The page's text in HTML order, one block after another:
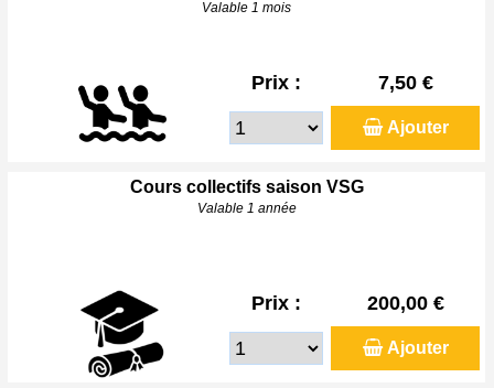
Valable 1 mois
Prix : 7,50 €
Ajouter
Cours collectifs saison VSG
Valable 1 année
Prix : 200,00 €
Ajouter